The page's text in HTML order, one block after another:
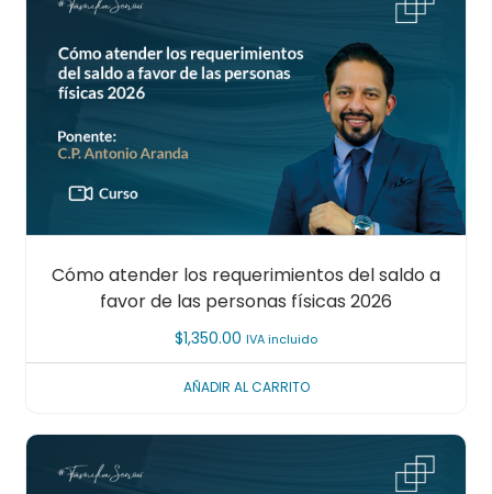
Cómo atender los requerimientos del saldo a
favor de las personas físicas 2026
$1,350.00 IVA incluido
AÑADIR AL CARRITO